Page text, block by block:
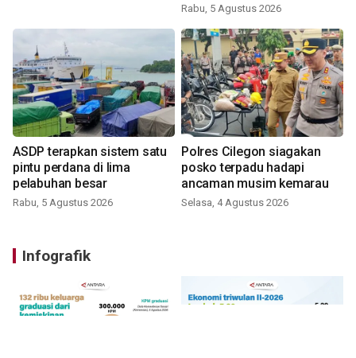
Rabu, 5 Agustus 2026
ASDP terapkan sistem satu
pintu perdana di lima
pelabuhan besar
Rabu, 5 Agustus 2026
Polres Cilegon siagakan
posko terpadu hadapi
ancaman musim kemarau
Selasa, 4 Agustus 2026
Infografik